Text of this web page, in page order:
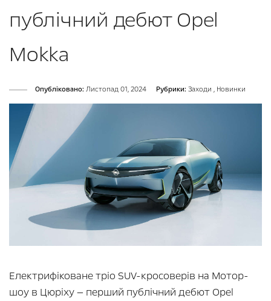
публічний дебют Opel
Mokka
Опубліковано: Листопад 01, 2024 Рубрики: Заходи , Новинки
Електрифіковане тріо SUV-кросоверів на Мотор-
шоу в Цюріху — перший публічний дебют Opel